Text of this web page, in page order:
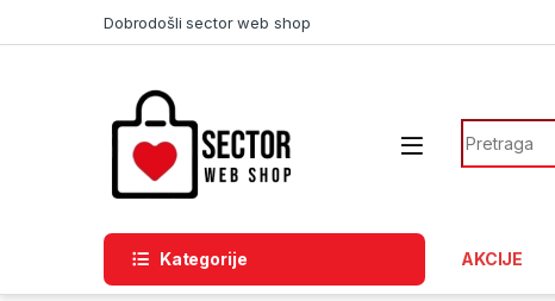
Dobrodošli sector web shop
Search for:
Kategorije AKCIJE